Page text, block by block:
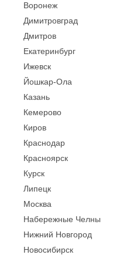
Воронеж
Димитровград
Дмитров
Екатеринбург
Ижевск
Йошкар-Ола
Казань
Кемерово
Киров
Краснодар
Красноярск
Курск
Липецк
Москва
Набережные Челны
Нижний Новгород
Новосибирск